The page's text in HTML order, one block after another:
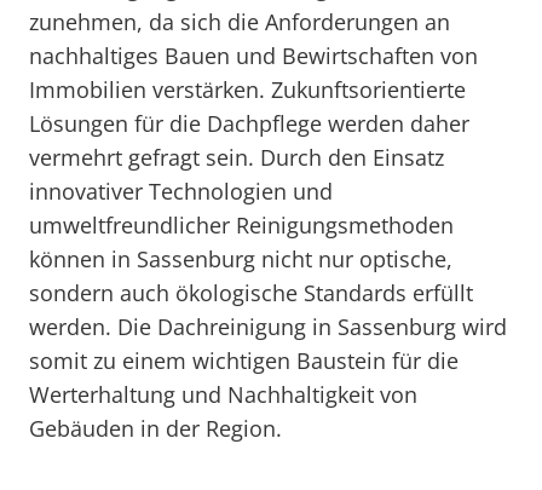
zunehmen, da sich die Anforderungen an
nachhaltiges Bauen und Bewirtschaften von
Immobilien verstärken. Zukunftsorientierte
Lösungen für die Dachpflege werden daher
vermehrt gefragt sein. Durch den Einsatz
innovativer Technologien und
umweltfreundlicher Reinigungsmethoden
können in Sassenburg nicht nur optische,
sondern auch ökologische Standards erfüllt
werden. Die Dachreinigung in Sassenburg wird
somit zu einem wichtigen Baustein für die
Werterhaltung und Nachhaltigkeit von
Gebäuden in der Region.